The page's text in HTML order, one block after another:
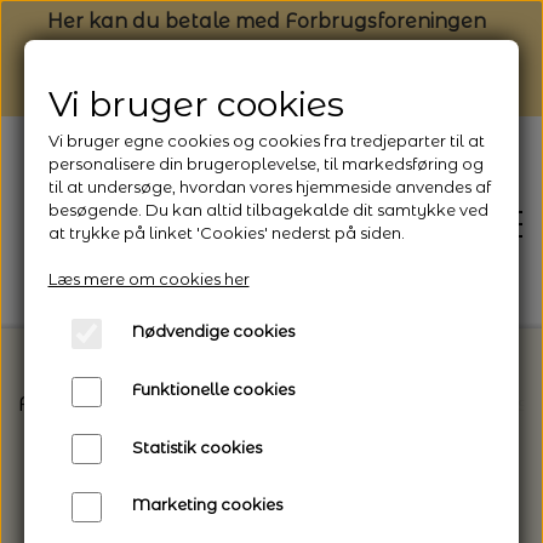
Her kan du betale med Forbrugsforeningen
NYHEDSBREV
Forside
Vi bruger cookies
Vi bruger egne cookies og cookies fra tredjeparter til at
personalisere din brugeroplevelse, til markedsføring og
til at undersøge, hvordan vores hjemmeside anvendes af
besøgende. Du kan altid tilbagekalde dit samtykke ved
at trykke på linket 'Cookies' nederst på siden.
Læs mere om cookies her
Nødvendige cookies
Funktionelle cookies
Statistik cookies
Marketing cookies